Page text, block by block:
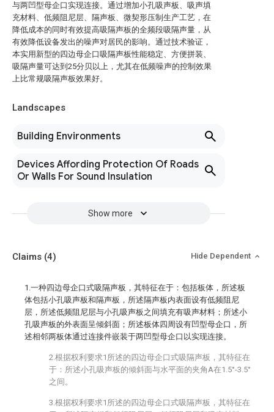
与两凹型母企口实现连接。通过增加小孔吸声板、吸声填
充材料、低频阻尼层、隔声板、微契形压制生产工艺，在
降低成本的同时有效提高吸隔声板的全频段吸隔声量，从
有效降低设备发出的噪声对居民的影响。通过技术验证，
本实用新型的四边母企口吸隔声板性能稳定、方便拼装、
吸隔声量可达到25分贝以上，尤其在低频噪声的控制效果
上比常规吸隔声板效果好。
Landscapes
Building Environments
Devices Affording Protection Of Roads
Or Walls For Sound Insulation
Show more
Claims (4) Hide Dependent
1.一种四边母企口式吸隔声板，其特征在于：包括板体，所述板
体包括小孔吸声板和隔声板，所述隔声板内表面设有低频阻尼
层，所述低频阻尼层与小孔吸声板之间填充有吸声材料；所述小
孔吸声板的外表面呈倾斜面；所述板体四周设有凹型母企口，所
述相邻两板体通过连接件嵌装于两凹型母企口以实现连接。
2.根据权利要求1所述的四边母企口式吸隔声板，其特征在
于：所述小孔吸声板的倾斜面与水平面的夹角A在1.5°-3.5°
之间。
3.根据权利要求1所述的四边母企口式吸隔声板，其特征在